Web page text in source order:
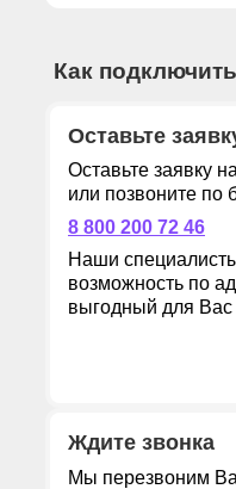
Как
Оставьте
Оставьте заявку
или позвоните по
8 800 200 72 46
Наши
возможность по
выгодный для
Ждите звонка
Мы перезвоним